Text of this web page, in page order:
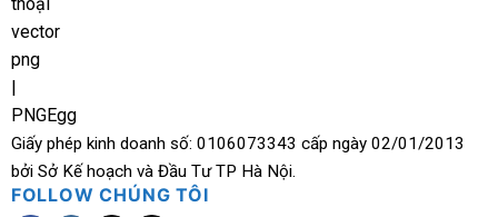
Giấy phép kinh doanh số: 0106073343 cấp ngày 02/01/2013
bởi Sở Kế hoạch và Đầu Tư TP Hà Nội.
FOLLOW CHÚNG TÔI